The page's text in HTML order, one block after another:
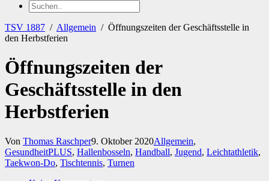
TSV 1887 / Allgemein / Öffnungszeiten der Geschäftsstelle in
den Herbstferien
Öffnungszeiten der
Geschäftsstelle in den
Herbstferien
Von Thomas Raschper9. Oktober 2020Allgemein,
GesundheitPLUS, Hallenbosseln, Handball, Jugend, Leichtathletik,
Taekwon-Do, Tischtennis, Turnen